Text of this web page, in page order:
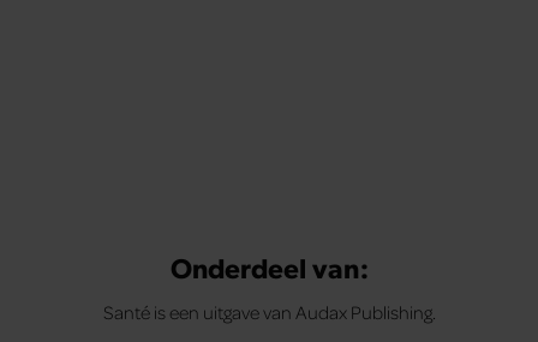
Onderdeel van:
Santé is een uitgave van Audax Publishing.